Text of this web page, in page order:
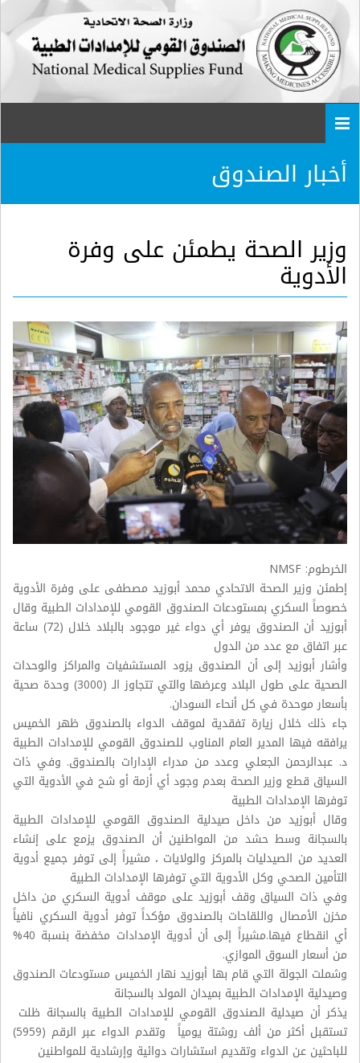
أخبار الصندوق
وزير الصحة يطمئن على وفرة
الأدوية
الخرطوم: NMSF
إطمئن وزير الصحة الاتحادي محمد أبوزيد مصطفى على وفرة الأدوية
خصوصاً السكري بمستودعات الصندوق القومي للإمدادات الطبية وقال
أبوزيد أن الصندوق يوفر أي دواء غير موجود بالبلاد خلال (72) ساعة
عبر اتفاق مع عدد من الدول
وأشار أبوزيد إلى أن الصندوق يزود المستشفيات والمراكز والوحدات
الصحية على طول البلاد وعرضها والتي تتجاوز الـ (3000) وحدة صحية
بأسعار موحدة في كل أنحاء السودان.
جاء ذلك خلال زيارة تفقدية لموقف الدواء بالصندوق ظهر الخميس
يرافقه فيها المدير العام المناوب للصندوق القومي للإمدادات الطبية
د. عبدالرحمن الجعلي وعدد من مدراء الإدارات بالصندوق. وفي ذات
السياق قطع وزير الصحة بعدم وجود أي أزمة أو شح في الأدوية التي
توفرها الإمدادات الطبية
وقال أبوزيد من داخل صيدلية الصندوق القومي للإمدادات الطبية
بالسجانة وسط حشد من المواطنين أن الصندوق يزمع على إنشاء
العديد من الصيدليات بالمركز والولايات ، مشيراً إلى توفر جميع أدوية
التأمين الصحي وكل الأدوية التي توفرها الإمدادات الطبية
وفي ذات السياق وقف أبوزيد على موقف أدوية السكري من داخل
مخزن الأمصال واللقاحات بالصندوق مؤكداً توفر أدوية السكري نافياً
أي انقطاع فيها.مشيراً إلى أن أدوية الإمدادات مخفضة بنسبة 40%
من أسعار السوق الموازي.
وشملت الجولة التي قام بها أبوزيد نهار الخميس مستودعات الصندوق
وصيدلية الإمدادات الطبية بميدان المولد بالسجانة
يذكر أن صيدلية الصندوق القومي للإمدادات الطبية بالسجانة ظلت
تستقبل أكثر من ألف روشتة يومياً وتقدم الدواء عبر الرقم (5959)
للباحثين عن الدواء وتقديم استشارات دوائية وإرشادية للمواطنين